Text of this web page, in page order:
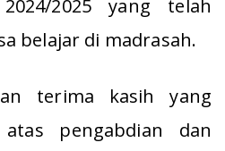
2025 yang telah
belajar di madrasah.
terima kasih yang
atas pengabdian dan